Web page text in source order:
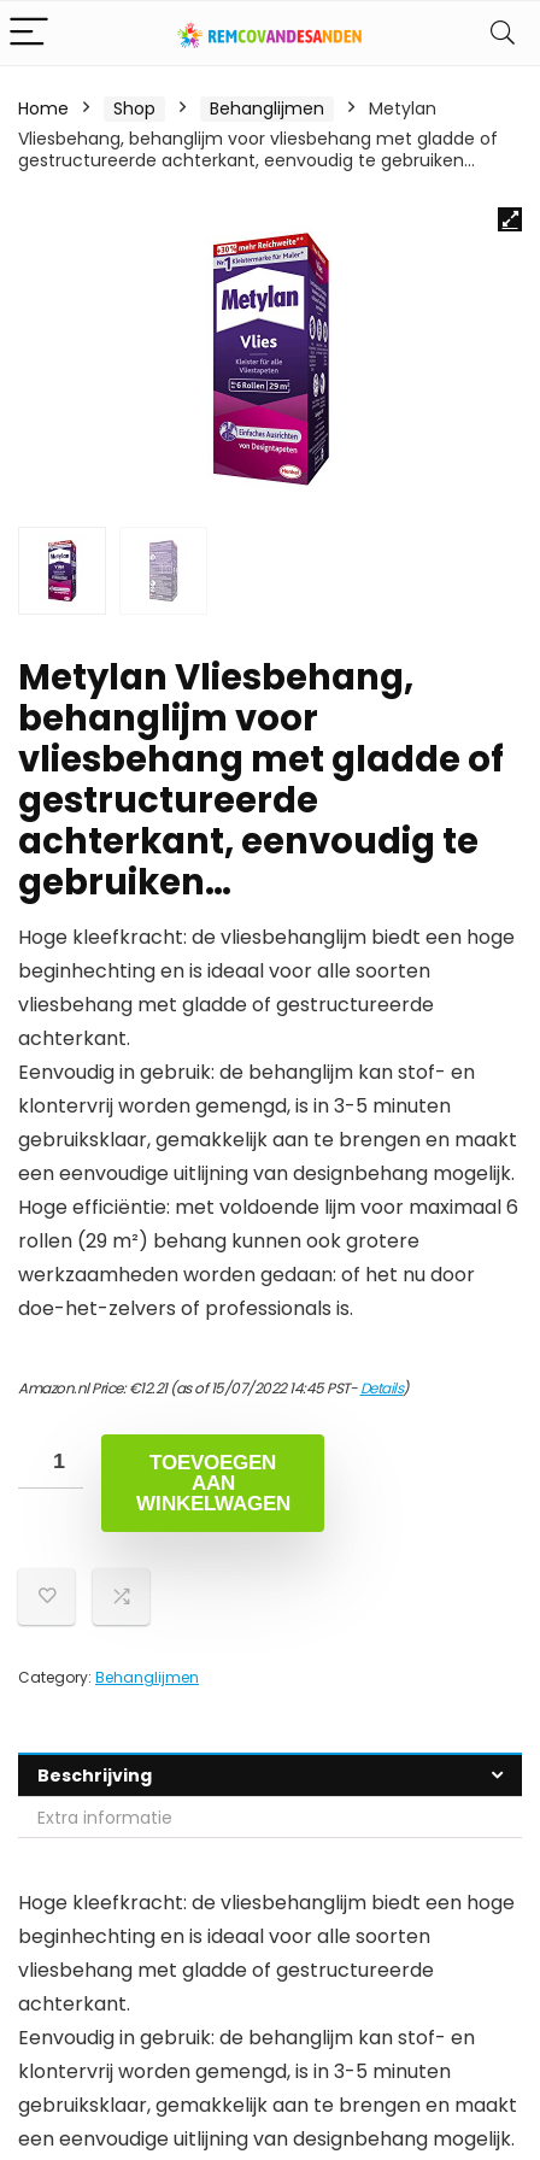
Home Shop Behanglijmen
Metylan
Vliesbehang, behanglijm voor vliesbehang met gladde of
gestructureerde achterkant, eenvoudig te gebruiken…
Metylan Vliesbehang,
behanglijm voor
vliesbehang met gladde of
gestructureerde
achterkant, eenvoudig te
gebruiken…
Hoge kleefkracht: de vliesbehanglijm biedt een hoge
beginhechting en is ideaal voor alle soorten
vliesbehang met gladde of gestructureerde
achterkant.
Eenvoudig in gebruik: de behanglijm kan stof- en
klontervrij worden gemengd, is in 3-5 minuten
gebruiksklaar, gemakkelijk aan te brengen en maakt
een eenvoudige uitlijning van designbehang mogelijk.
Hoge efficiëntie: met voldoende lijm voor maximaal 6
rollen (29 m²) behang kunnen ook grotere
werkzaamheden worden gedaan: of het nu door
doe-het-zelvers of professionals is.
Amazon.nl Price:€12.21(as of 15/07/2022 14:45 PST-Details)
TOEVOEGEN
AAN
WINKELWAGEN
Category: Behanglijmen
Beschrijving
Extra informatie
Hoge kleefkracht: de vliesbehanglijm biedt een hoge
beginhechting en is ideaal voor alle soorten
vliesbehang met gladde of gestructureerde
achterkant.
Eenvoudig in gebruik: de behanglijm kan stof- en
klontervrij worden gemengd, is in 3-5 minuten
gebruiksklaar, gemakkelijk aan te brengen en maakt
een eenvoudige uitlijning van designbehang mogelijk.